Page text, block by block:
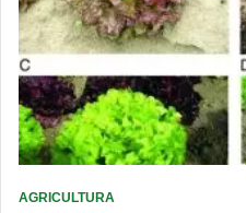
AGRICULTURA